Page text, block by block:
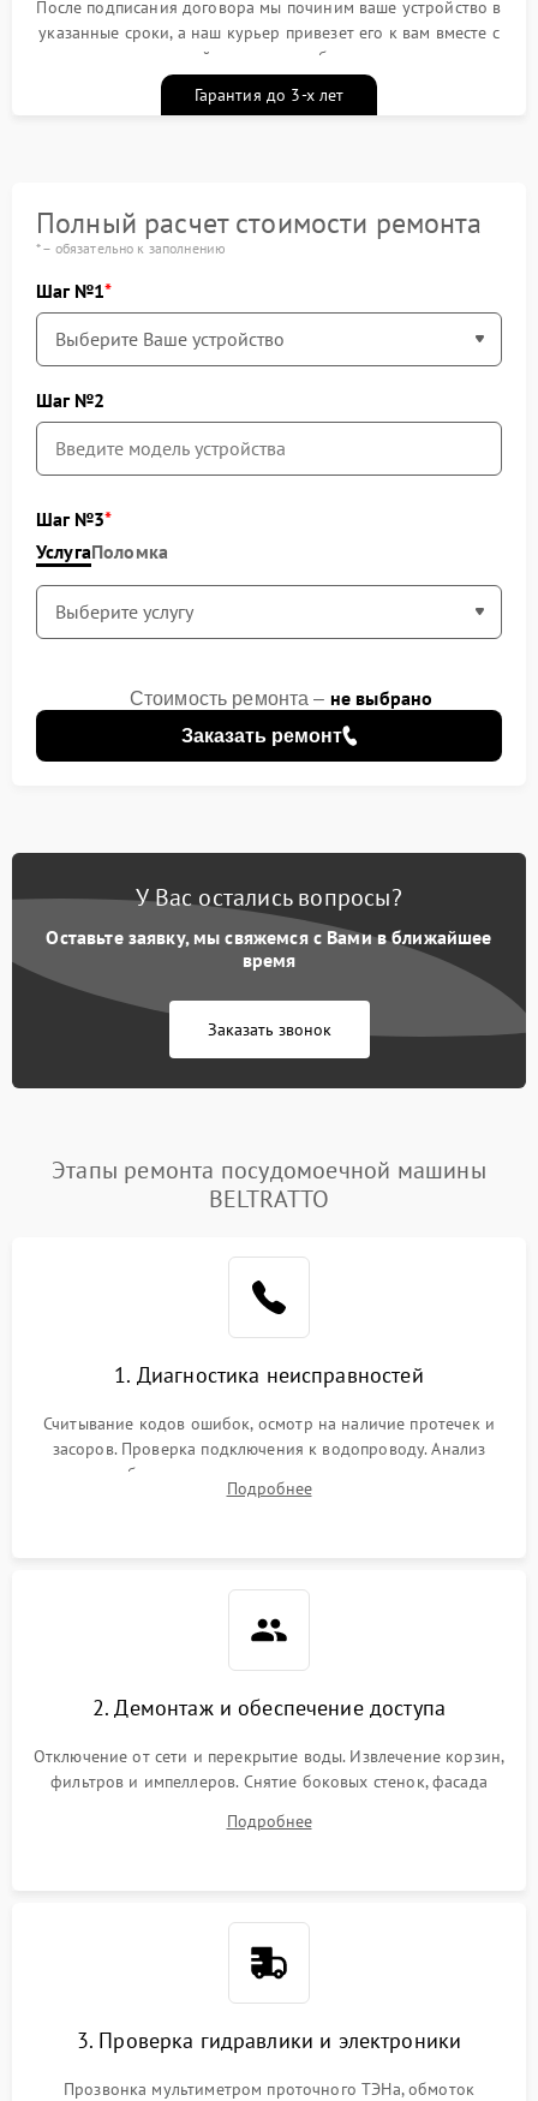
После подписания договора мы починим ваше устройство в
указанные сроки, а наш курьер привезет его к вам вместе с
гарантийным талоном бесплатно
Гарантия до 3-х лет
Полный расчет стоимости ремонта
* – обязательно к заполнению
Шаг №1
Шаг №2
Шаг №3
УслугаПоломка
Заказать ремонт
Стоимость ремонта – не выбрано
У Вас остались вопросы?
Оставьте заявку, мы свяжемся с Вами в ближайшее
время
Заказать звонок
Этапы ремонта посудомоечной машины
BELTRATTO
1. Диагностика неисправностей
Считывание кодов ошибок, осмотр на наличие протечек и
засоров. Проверка подключения к водопроводу. Анализ
жалоб на отсутствие слива, нагрева, вращения
разбрызгивателей или срабатывание системы защиты
Подробнее
2. Демонтаж и обеспечение доступа
Отключение от сети и перекрытие воды. Извлечение корзин,
фильтров и импеллеров. Снятие боковых стенок, фасада
циркуляционному насосу, ТЭНу и сливной помпе.
Подробнее
3. Проверка гидравлики и электроники
Прозвонка мультиметром проточного ТЭНа, обмоток